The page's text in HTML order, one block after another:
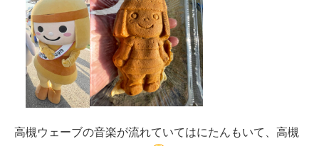
高槻ウェーブの音楽が流れていてはにたんもいて、高槻